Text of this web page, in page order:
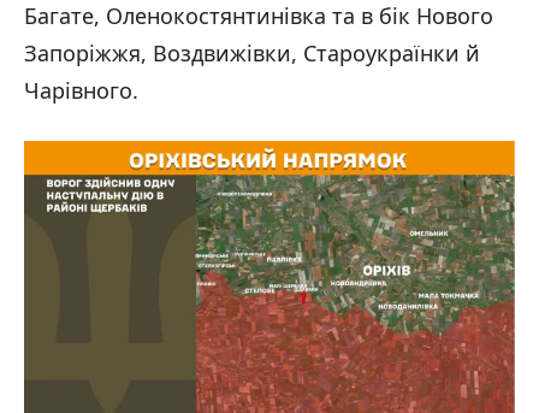
Багате, Оленокостянтинівка та в бік Нового
Запоріжжя, Воздвижівки, Староукраїнки й
Чарівного.